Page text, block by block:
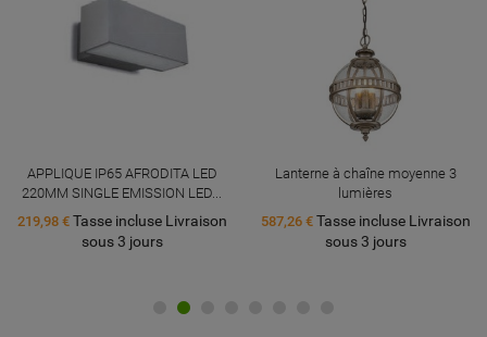
APPLIQUE IP65 AFRODITA LED
220MM SINGLE EMISSION LED...
219,98 € Tasse incluse Livraison
sous 3 jours
Lanterne à chaîne moyenne 3
lumières
587,26 € Tasse incluse Livraison
sous 3 jours